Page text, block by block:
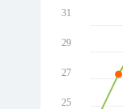
31
29
27
25